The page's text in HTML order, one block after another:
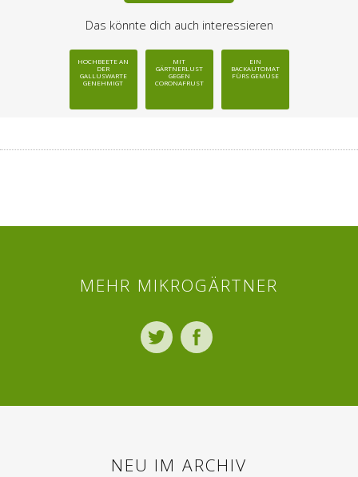
Das könnte dich auch interessieren
HOCHBEETE AN
DER
GALLUSWARTE
GENEHMIGT
MIT
GÄRTNERLUST
GEGEN
CORONAFRUST
EIN
BACKAUTOMAT
FÜRS GEMÜSE
MEHR MIKROGÄRTNER
Twitter
NEU IM ARCHIV